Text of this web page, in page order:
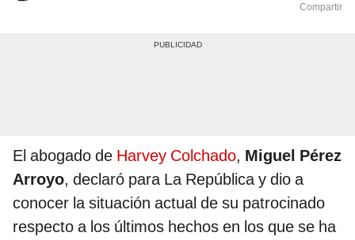
Compartir
El abogado de Harvey Colchado, Miguel Pérez
Arroyo, declaró para La República y dio a
conocer la situación actual de su patrocinado
respecto a los últimos hechos en los que se ha